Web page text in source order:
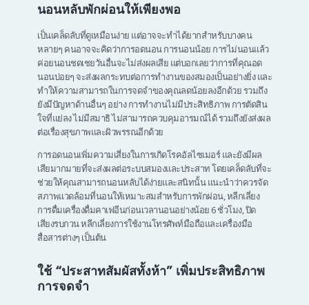
นอนหลับพักผ่อนให้เพียงพอ
เป็นเคล็ดลับที่ดูเหมือนง่าย แต่อาจจะทำได้ยากสำหรับบางคน
หลายๆ คนอาจจะคิดว่าการอดนอน การนอนน้อย การไม่นอนแล้ว
ค่อยนอนชดเชยวันอื่นจะไม่ส่งผลเสีย แต่บอกเลยว่าการที่คุณอด
นอนบ่อยๆ จะส่งผลกระทบต่อการทำงานของสมองเป็นอย่างยิ่ง และ
ทำให้ความสามารถในการจดจำของคุณลดน้อยลงอีกด้วย รวมถึง
ยังมีปัญหาด้านอื่นๆ อย่าง การทำงานไม่มีประสิทธิภาพ การตัดสิน
ใจที่แย่ลง ไม่มีสมาธิ ไม่สามารถควบคุมอารมณ์ได้ รวมถึงยังส่งผล
ต่อเรื่องสุขภาพและผิวพรรณอีกด้วย
การอดนอนเพิ่มความเสี่ยงในการเกิดโรคอัลไซเมอร์ และยังมีผล
เสียมากมายที่จะส่งผลต่อระบบสมองและประสาท โดยเคล็ดลับที่จะ
ช่วยให้คุณสามารถนอนหลับได้ง่ายและสนิทนั้น แนะนำว่าควรจัด
สภาพแวดล้อมที่นอนให้เหมาะสมสำหรับการพักผ่อน, หลีกเลี่ยง
การดื่มเครื่องดื่มคาเฟอีนก่อนเวลานอนอย่างน้อย 6 ชั่วโมง, ปิด
เสียงรบกวน หลีกเลี่ยงการใช้งานโทรศัพท์มือถือและเครื่องมือ
สื่อสารต่างๆ เป็นต้น
ใช้“ประสาทสัมผัสทั้งห้า” เพิ่มประสิทธิภาพ
การจดจำ